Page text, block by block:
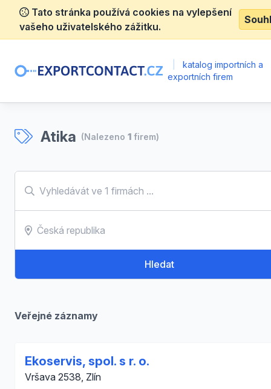
Tato stránka používá cookies na vylepšení
vašeho uživatelského zážitku.
katalog importních a
exportních firem
Atika (Nalezeno 1 firem)
Hledat
Veřejné záznamy
Ekoservis, spol. s r. o.
Vršava 2538, Zlín